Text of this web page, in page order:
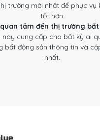
trường mới nhất để phục vụ
tốt hơn.
tâm đến thị trường
này cung cấp cho bất kỳ ai
bất động sản thông tin và
nhất.